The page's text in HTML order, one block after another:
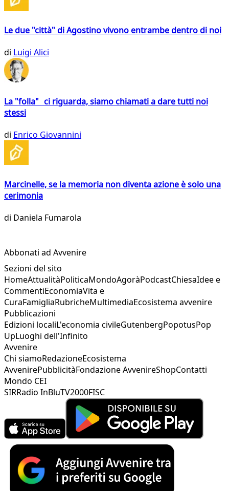
Le due "città" di Agostino vivono entrambe dentro di noi
di Luigi Alici
La "folla" ci riguarda, siamo chiamati a dare tutti noi
stessi
di Enrico Giovannini
Marcinelle, se la memoria non diventa azione è solo una
cerimonia
di Daniela Fumarola
Abbonati ad Avvenire
Sezioni del sito
HomeAttualitàPoliticaMondoAgoràPodcastChiesaIdee e
CommentiEconomiaVita e
CuraFamigliaRubricheMultimediaEcosistema avvenire
Pubblicazioni
Edizioni localiL'economia civileGutenbergPopotusPop
UpLuoghi dell'Infinito
Avvenire
Chi siamoRedazioneEcosistema
AvvenirePubblicitàFondazione AvvenireShopContatti
Mondo CEI
SIRRadio InBluTV2000FISC